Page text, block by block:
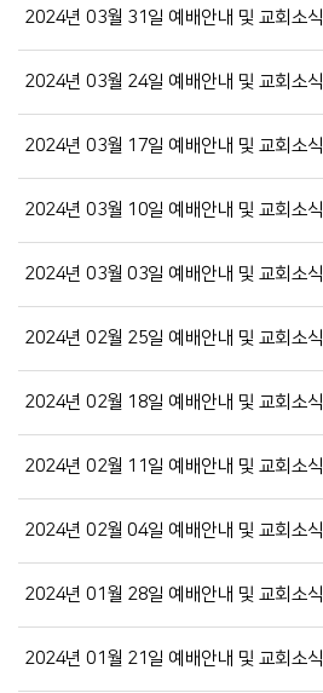
2024년 03월 31일 예배안내 및 교회소식
2024년 03월 24일 예배안내 및 교회소식
2024년 03월 17일 예배안내 및 교회소식
2024년 03월 10일 예배안내 및 교회소식
2024년 03월 03일 예배안내 및 교회소식
2024년 02월 25일 예배안내 및 교회소식
2024년 02월 18일 예배안내 및 교회소식
2024년 02월 11일 예배안내 및 교회소식
2024년 02월 04일 예배안내 및 교회소식
2024년 01월 28일 예배안내 및 교회소식
2024년 01월 21일 예배안내 및 교회소식